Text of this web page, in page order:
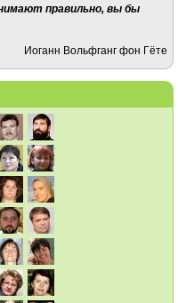
правильно, вы бы
Иоганн Вольфганг фон Гёте